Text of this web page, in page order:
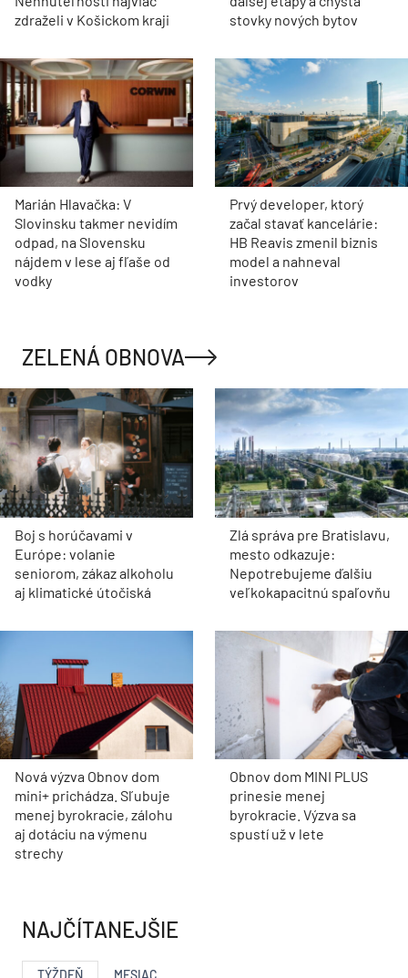
zdraželi v Košickom kraji
stovky nových bytov
Marián Hlavačka: V
Slovinsku takmer nevidím
odpad, na Slovensku
nájdem v lese aj fľaše od
vodky
Prvý developer, ktorý
začal stavať kancelárie:
HB Reavis zmenil biznis
model a nahneval
investorov
ZELENÁ OBNOVA
Boj s horúčavami v
Európe: volanie
seniorom, zákaz alkoholu
aj klimatické útočiská
Zlá správa pre Bratislavu,
mesto odkazuje:
Nepotrebujeme ďalšiu
veľkokapacitnú spaľovňu
Nová výzva Obnov dom
mini+ prichádza. Sľubuje
menej byrokracie, zálohu
aj dotáciu na výmenu
strechy
Obnov dom MINI PLUS
prinesie menej
byrokracie. Výzva sa
spustí už v lete
NAJČÍTANEJŠIE
TÝŽDEŇ MESIAC